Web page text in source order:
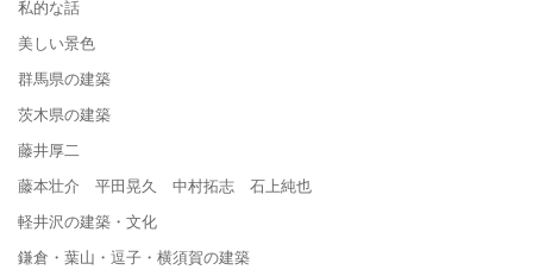
私的な話
美しい景色
群馬県の建築
茨木県の建築
藤井厚二
藤本壮介 平田晃久 中村拓志 石上純也
軽井沢の建築・文化
鎌倉・葉山・逗子・横須賀の建築